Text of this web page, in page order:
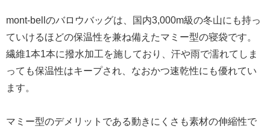
mont-bellのバロウバッグは、国内3,000m級の冬山にも持っ
ていけるほどの保温性を兼ね備えたマミー型の寝袋です。
繊維1本1本に撥水加工を施しており、汗や雨で濡れてしま
っても保温性はキープされ、なおかつ速乾性にも優れてい
ます。
マミー型のデメリットである動きにくさも素材の伸縮性で